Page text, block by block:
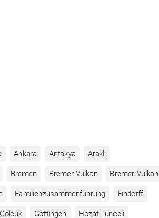
Ankara Antakya Araklı
Bremen Bremer Vulkan Bremer Vulkan
Familienzusammenführung Findorff
Gölcük Göttingen Hozat Tunceli